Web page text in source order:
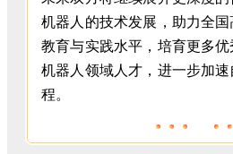
机器人的技术发展，助力全国
教育与实践水平，培育更多
机器人领域人才，进一步加
程。